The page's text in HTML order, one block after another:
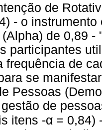
de
- o
de 0,89
participantes
frequência de
se
Pessoas
de
itens -α = 0,84)